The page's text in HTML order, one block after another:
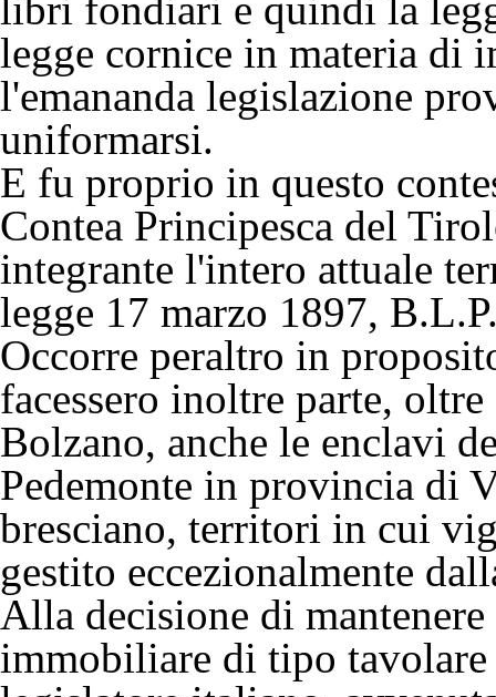
legge cornice in materia di
l'emananda legislazione
uniformarsi.
E fu proprio in questo
Contea Principesca del
integrante l'intero attuale
legge 17 marzo 1897,
Occorre peraltro in
facessero inoltre parte,
Bolzano, anche le enclavi
Pedemonte in provincia di
bresciano, territori in cui
gestito eccezionalmente
Alla decisione di
immobiliare di tipo tavolare